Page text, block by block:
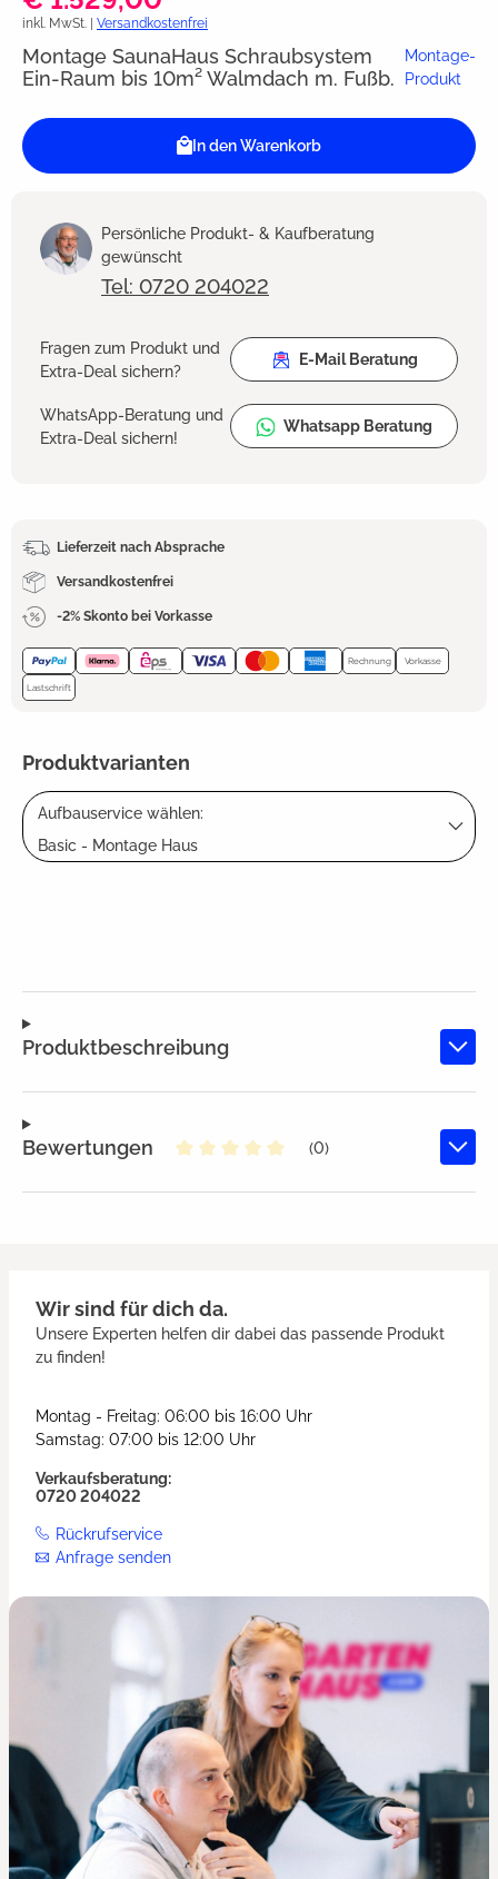
inkl. MwSt. | Versandkostenfrei
Montage SaunaHaus Schraubsystem
Ein-Raum bis 10m² Walmdach m. Fußb.
Montage-
Produkt
In den Warenkorb
Persönliche Produkt- & Kaufberatung
gewünscht
Tel: 0720 204022
Fragen zum Produkt und
Extra-Deal sichern?
E-Mail Beratung
WhatsApp-Beratung und
Extra-Deal sichern!
Whatsapp Beratung
Lieferzeit nach Absprache
Versandkostenfrei
-2% Skonto bei Vorkasse
Rechnung Vorkasse
Lastschrift
Produktvarianten
Aufbauservice wählen:
Basic - Montage Haus
Produktbeschreibung
Bewertungen
(0)
Wir sind für dich da.
Unsere Experten helfen dir dabei das passende Produkt
zu finden!
Montag - Freitag: 06:00 bis 16:00 Uhr
Samstag: 07:00 bis 12:00 Uhr
Verkaufsberatung:
0720 204022
Rückrufservice
Anfrage senden